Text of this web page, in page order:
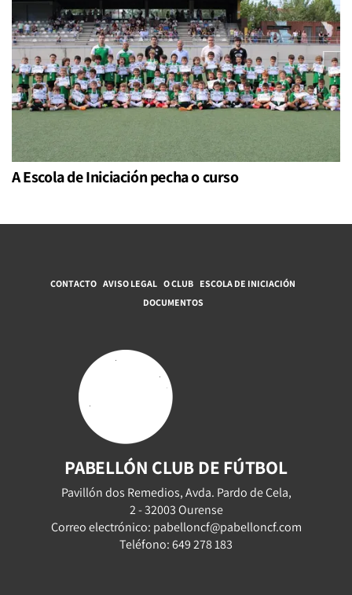
A Escola de Iniciación pecha o curso
CONTACTO AVISO LEGAL O CLUB ESCOLA DE INICIACIÓN
DOCUMENTOS
PABELLÓN CLUB DE FÚTBOL
Pavillón dos Remedios, Avda. Pardo de Cela,
2 - 32003 Ourense
Correo electrónico: pabelloncf@pabelloncf.com
Teléfono: 649 278 183